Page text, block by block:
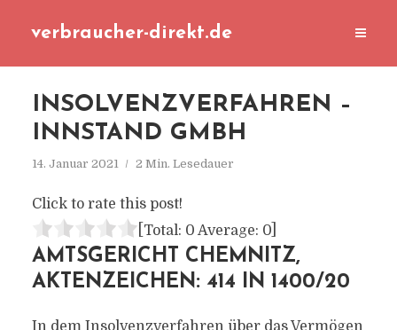
verbraucher-direkt.de
INSOLVENZVERFAHREN –
INNSTAND GMBH
14. Januar 2021 2 Min. Lesedauer
Click to rate this post!
[Total: 0 Average: 0]
AMTSGERICHT CHEMNITZ,
AKTENZEICHEN: 414 IN 1400/20
In dem Insolvenzverfahren über das Vermögen